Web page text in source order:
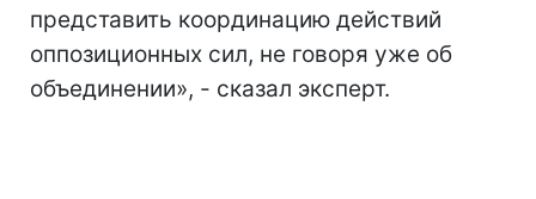
представить координацию действий
оппозиционных сил, не говоря уже об
объединении», - сказал эксперт.